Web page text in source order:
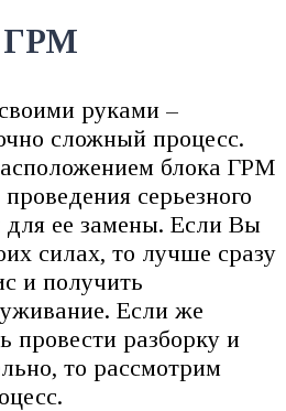
ГРМ
руками –
сложный процесс.
блока ГРМ
серьезного
для ее замены. Если Вы
силах, то лучше сразу
и получить
Если же
провести разборку и
то рассмотрим